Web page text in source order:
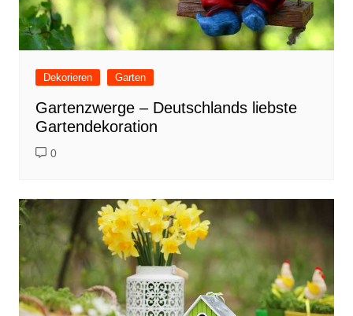
Dekorieren Garten
Gartenzwerge – Deutschlands liebste
Gartendekoration
0